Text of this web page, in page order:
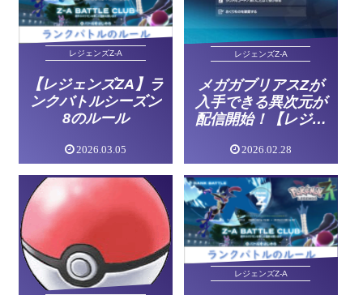
レジェンズZ-A
【レジェンズZA】ラ
ンクバトルシーズン
8のルール
2026.03.05
レジェンズZ-A
メガガブリアスZが
入手できる異次元が
配信開始！【レジェ
2026.02.28
レジェンズZ-A